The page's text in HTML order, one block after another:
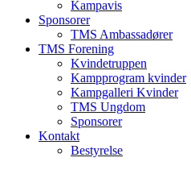
Kampavis
Sponsorer
TMS Ambassadører
TMS Forening
Kvindetruppen
Kampprogram kvinder
Kampgalleri Kvinder
TMS Ungdom
Sponsorer
Kontakt
Bestyrelse